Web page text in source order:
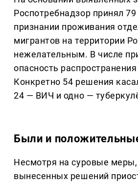
Роспотребнадзор принял
признании проживания
мигрантов на территории
нежелательным. В числе
опасность
Конкретно 54 решения
24 — ВИЧ и одно —
Были и
Несмотря на суровые
вынесенных решений